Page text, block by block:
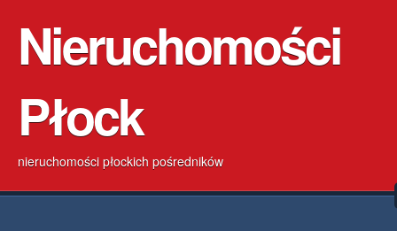
Nieruchomości
Płock
nieruchomości płockich pośredników